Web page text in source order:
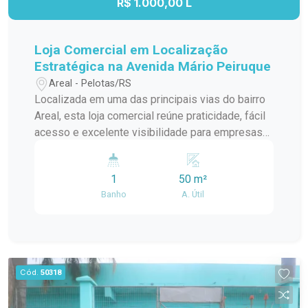
R$ 1.000,00 L
Loja Comercial em Localização
Estratégica na Avenida Mário Peiruque
Areal - Pelotas/RS
Localizada em uma das principais vias do bairro
Areal, esta loja comercial reúne praticidade, fácil
acesso e excelente visibilidade para empresas
espaço funcional e versátil, o imóvel é uma ótima
opção para quem deseja instalar ou expandir seu
negócio em uma região de constante
Ferragem Iguatemi. O imóvel possui acesso
facilitado às avenidas Ildefonso Simões Lopes e
São Francisco de Paula, além de estar em uma
1
Banho
50 m²
A. Útil
Cód. 50318